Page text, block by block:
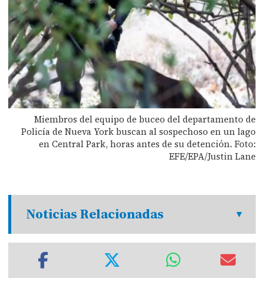
Miembros del equipo de buceo del departamento de
Policía de Nueva York buscan al sospechoso en un lago
en Central Park, horas antes de su detención. Foto:
EFE/EPA/Justin Lane
Noticias Relacionadas